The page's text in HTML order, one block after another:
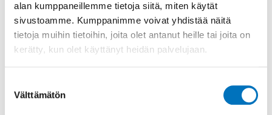
alan kumppaneillemme tietoja siitä, miten käytät
sivustoamme. Kumppanimme voivat yhdistää näitä
tietoja muihin tietoihin, joita olet antanut heille tai joita on
kerätty, kun olet käyttänyt heidän palvelujaan.
valinta
Välttämätön
Tapahtuma
21.8.2026